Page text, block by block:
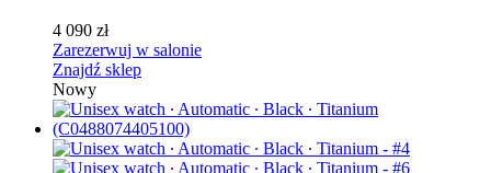
4 090 zł
Zarezerwuj w salonie
Znajdź sklep
Nowy